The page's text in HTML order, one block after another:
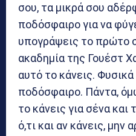
σου, τα μικρά σου
ποδόσφαιρο για να
υπογράψεις το πρώτο
ακαδημία της Γουέστ
αυτό το κάνεις.
ποδόσφαιρο. Πάντα,
το κάνεις για σένα και
ό,τι και αν κάνεις, μην